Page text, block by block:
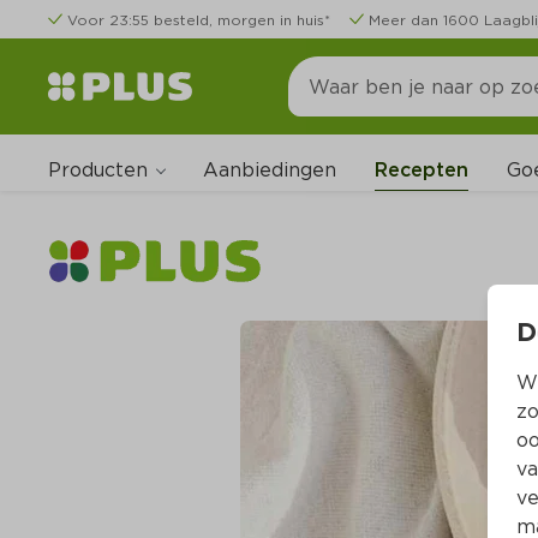
Voor 23:55 besteld, morgen in huis* Meer dan 1600
Producten Aanbiedingen Recepten